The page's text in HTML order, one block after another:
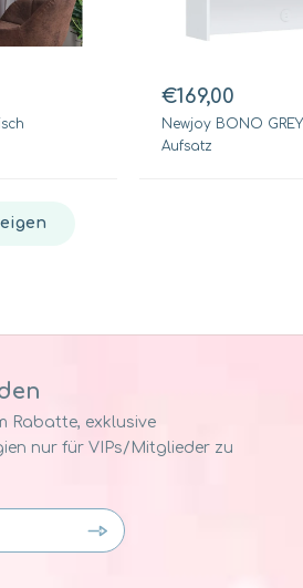
€169,00
Newjoy BONO
Aufsatz
Rabatte, exklusive
nur für VIPs/Mitglieder zu